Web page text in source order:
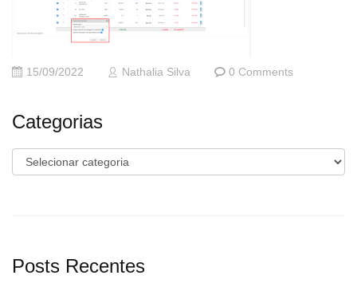
15/09/2022 Nathalia Silva 0 Comments
Categorias
Categorias
Posts Recentes